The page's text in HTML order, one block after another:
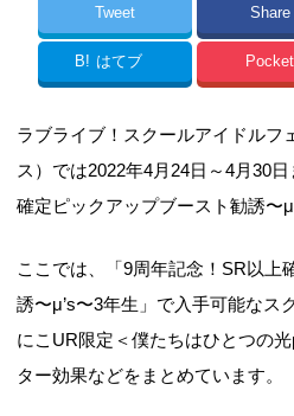
Tweet Share
B! はてブ Pocket
ラブライブ！スクールアイドルフ
ス）では2022年4月24日～4月30
確定ピックアップブースト勧誘〜
ここでは、「9周年記念！SR以上
誘〜μ’s〜3年生」で入手可能なス
にこUR限定＜僕たちはひとつの
ター効果などをまとめています。